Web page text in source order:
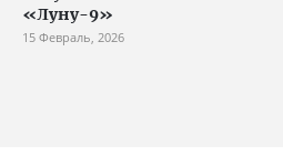
«Луну-9»
15 Февраль, 2026